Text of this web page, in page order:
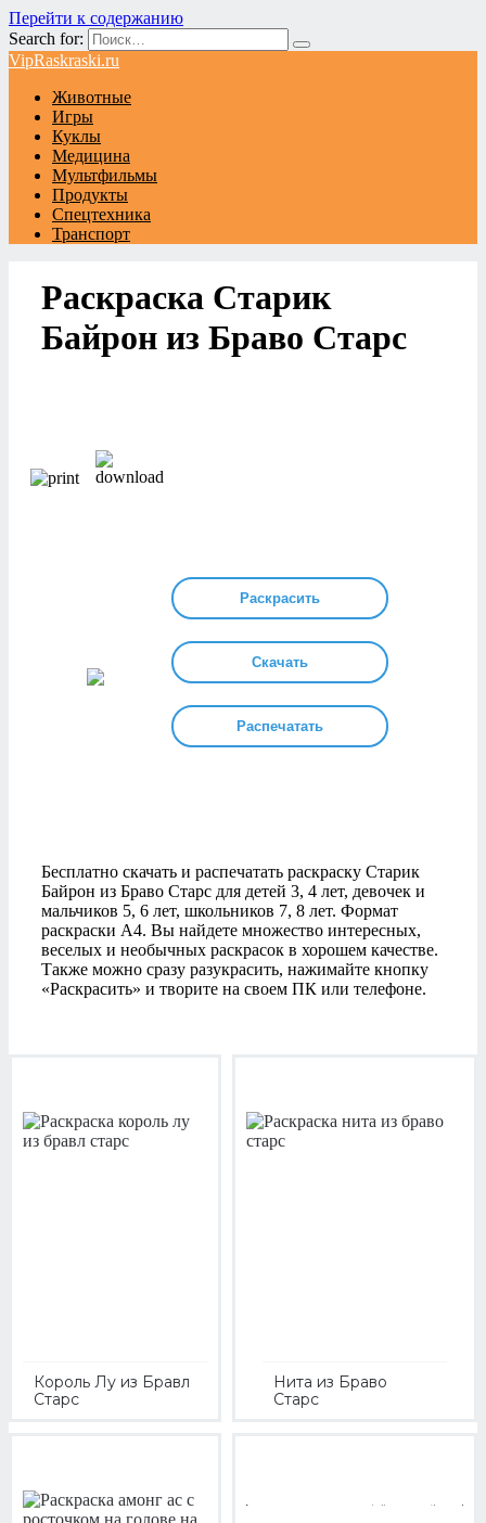
Перейти к содержанию
Search for:
VipRaskraski.ru
Животные
Игры
Куклы
Медицина
Мультфильмы
Продукты
Спецтехника
Транспорт
Раскраска Старик
Байрон из Браво Старс
Раскрасить
Скачать
Распечатать
Бесплатно скачать и распечатать раскраску Старик
Байрон из Браво Старс для детей 3, 4 лет, девочек и
мальчиков 5, 6 лет, школьников 7, 8 лет. Формат
раскраски А4. Вы найдете множество интересных,
веселых и необычных раскрасок в хорошем качестве.
Также можно сразу разукрасить, нажимайте кнопку
«Раскрасить» и творите на своем ПК или телефоне.
Король Лу из Бравл
Старс
Нита из Браво
Старс